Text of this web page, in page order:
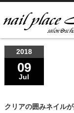
2018
09
Jul
クリアの囲みネイル